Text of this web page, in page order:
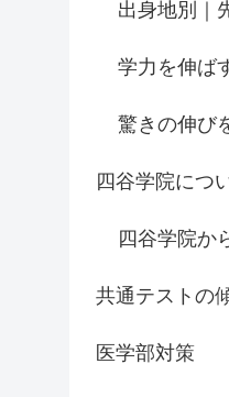
出身地別｜
学力を伸ば
驚きの伸び
四谷学院につ
四谷学院か
共通テストの
医学部対策